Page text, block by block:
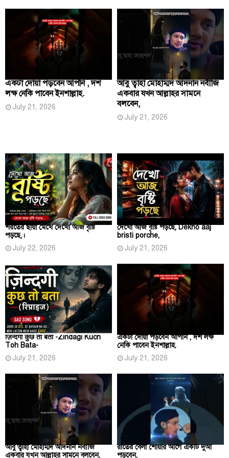
একটা দোয়া পড়বেন আপনি , দশ
লক্ষ নেকি পাবেন ইনশাল্লাহ.
July 21, 2026
আবু ত্বাহা মোহাম্মদ আদনান নবীজি
একবার যখন আল্লাহর সামনে
বলবেন,
July 21, 2026
শরতের ছায়া মেখে দেখো আজ বৃষ্টি
পড়ছে,।
July 22, 2026
দেখো আজ বৃষ্টি পড়ছে, Dekho aaj
bristi porche,
July 21, 2026
ज़िन्दगी कुछ तो बता -Zindagi Kuch
Toh Bata-
July 21, 2026
একটা দোয়া পড়বেন আপনি , দশ লক্ষ
নেকি পাবেন ইনশাল্লাহ.
July 21, 2026
আবু ত্বাহা মোহাম্মদ আদনান নবীজি
একবার যখন আল্লাহর সামনে বলবেন,
রাতের বেলা শোয়ার আগে একটি দুআ
পড়বেন,